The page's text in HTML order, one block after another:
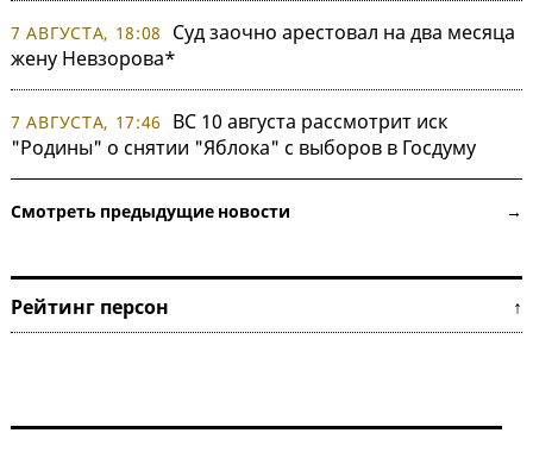
7 АВГУСТА, 18:08
Суд заочно арестовал на два месяца
жену Невзорова*
7 АВГУСТА, 17:46
ВС 10 августа рассмотрит иск
"Родины" о снятии "Яблока" с выборов в Госдуму
Смотреть предыдущие новости →
Рейтинг персон ↑